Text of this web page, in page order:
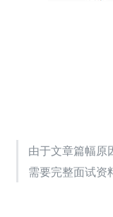
由于文章篇幅原
需要完整面试资